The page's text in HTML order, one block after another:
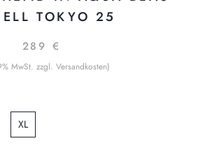
TOKYO 25
289 €
MwSt. zzgl. Versandkosten)
XL